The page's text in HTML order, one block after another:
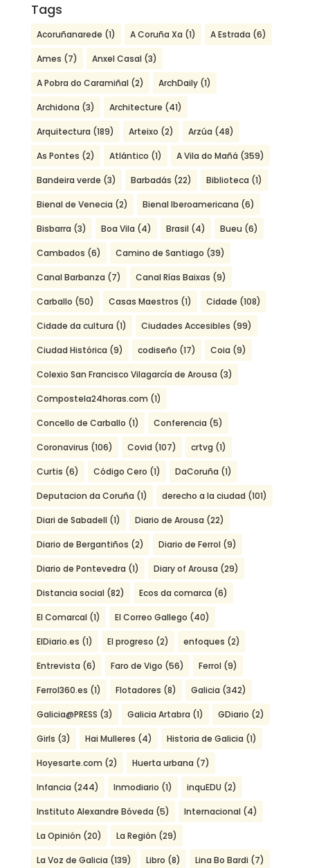
Tags
Acoruñanarede (1) A Coruña Xa (1) A Estrada (6)
Ames (7) Anxel Casal (3)
A Pobra do Caramiñal (2) ArchDaily(1)
Archidona (3) Architecture (41)
Arquitectura (189) Arteixo (2) Arzúa (48)
As Pontes (2) Atlántico (1) A Vila do Mañá (359)
Bandeira verde (3) Barbadás (22) Biblioteca (1)
Bienal de Venecia (2) Bienal Iberoamericana (6)
Bisbarra (3) Boa Vila (4) Brasil (4) Bueu (6)
Cambados (6) Camino de Santiago (39)
Canal Barbanza (7) Canal Rías Baixas (9)
Carballo (50) Casas Maestros (1) Cidade (108)
Cidade da cultura (1) Ciudades Accesibles (99)
Ciudad Histórica (9) codiseño (17) Coia (9)
Colexio San Francisco Vilagarcía de Arousa (3)
Compostela24horas.com (1)
Concello de Carballo (1) Conferencia (5)
Coronavirus (106) Covid (107) crtvg (1)
Curtis (6) Código Cero (1) DaCoruña (1)
Deputacion da Coruña (1) derecho a la ciudad (101)
Diari de Sabadell (1) Diario de Arousa (22)
Diario de Bergantiños (2) Diario de Ferrol (9)
Diario de Pontevedra (1) Diary of Arousa (29)
Distancia social (82) Ecos da comarca (6)
El Comarcal (1) El Correo Gallego (40)
ElDiario.es (1) El progreso (2) enfoques (2)
Entrevista (6) Faro de Vigo (56) Ferrol (9)
Ferrol360.es (1) Flotadores (8) Galicia (342)
Galicia@PRESS (3) Galicia Artabra (1) GDiario (2)
Girls (3) Hai Mulleres (4) Historia de Galicia (1)
Hoyesarte.com (2) Huerta urbana (7)
Infancia (244) Inmodiario (1) inquEDU (2)
Instituto Alexandre Bóveda (5) Internacional (4)
La Opinión (20) La Región (29)
La Voz de Galicia (139) Libro (8) Lina Bo Bardi (7)